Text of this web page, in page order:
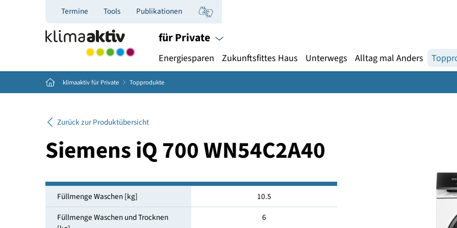
Termine Tools Publikationen
für Private
Energiesparen Zukunftsfittes Haus Unterwegs Alltag mal
Home klimaaktiv für Private Topprodukte
Siemens iQ 700 WN54C2A40
Füllmenge Waschen [kg]